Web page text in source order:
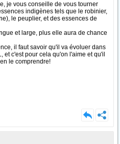
je vous conseille de vous tourner
indigènes tels que le robinier,
le peuplier, et des essences de
et large, plus elle aura de chance
il faut savoir qu'il va évoluer dans
et c'est pour cela qu'on l'aime et qu'il
le comprendre!